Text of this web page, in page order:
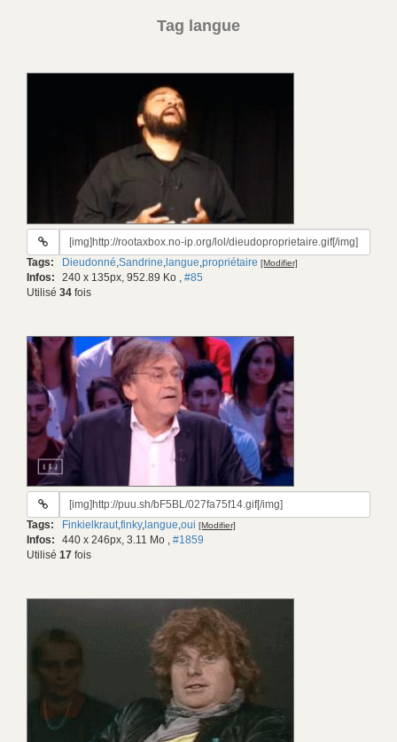
Tag langue
URL
gif:
Tags: Dieudonné,Sandrine, langue,propriétaire [Modifier]
Infos: 240 x 135px, 952.89 Ko , #85
Utilisé 34 fois
URL
gif:
Tags: Finkielkraut,finky, langue,oui [Modifier]
Infos: 440 x 246px, 3.11 Mo , #1859
Utilisé 17 fois